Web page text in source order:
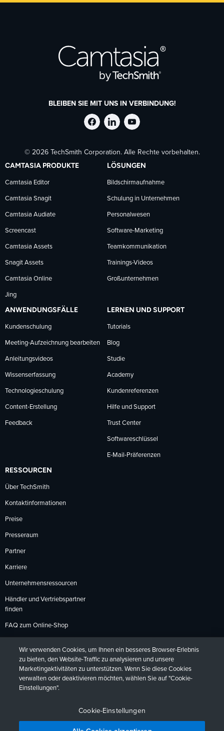
BLEIBEN SIE MIT UNS IN VERBINDUNG!
TechSmith
auf
Facebook
folgen
TechSmith
auf
LinkedIn
folgen
TechSmith
auf
YouTube
folgen
© 2026 TechSmith Corporation. Alle Rechte vorbehalten.
CAMTASIA PRODUKTE
Camtasia Editor
Camtasia Snagit
Camtasia Audiate
Screencast
Camtasia Assets
Snagit Assets
Camtasia Online
Jing
LÖSUNGEN
Bildschirmaufnahme
Schulung in Unternehmen
Personalwesen
Software-Marketing
Teamkommunikation
Trainings-Videos
Großunternehmen
ANWENDUNGSFÄLLE
Kundenschulung
Meeting-Aufzeichnung bearbeiten
Anleitungsvideos
Wissenserfassung
Technologieschulung
Content-Erstellung
Feedback
LERNEN UND SUPPORT
Tutorials
Blog
Studie
Academy
Kundenreferenzen
Hilfe und Support
Trust Center
Softwareschlüssel
E-Mail-Präferenzen
RESSOURCEN
Über TechSmith
Kontaktinformationen
Preise
Presseraum
Partner
Karriere
Unternehmensressourcen
Händler und Vertriebspartner
finden
FAQ zum Online-Shop
Rückgabebedingungen
DeutschFrançaisEspañol日本語
Wir verwenden Cookies, um Ihnen ein besseres Browser-Erlebnis
zu bieten, den Website-Traffic zu analysieren und unsere
Marketingaktivitäten zu unterstützen. Wenn Sie diese Cookies
verwalten oder deaktivieren möchten, wählen Sie auf "Cookie-
Einstellungen".
Cookie-Einstellungen